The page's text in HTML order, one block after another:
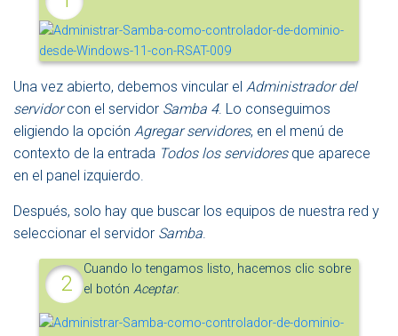
Una vez abierto, debemos vincular el Administrador del
servidorcon el servidor Samba 4. Lo conseguimos
eligiendo la opción Agregar servidores, en el menú de
contexto de la entrada Todos los servidoresque aparece
en el panel izquierdo.
Después, solo hay que buscar los equipos de nuestra red y
seleccionar el servidor Samba.
Cuando lo tengamos listo, hacemos clic sobre
el botónAceptar.